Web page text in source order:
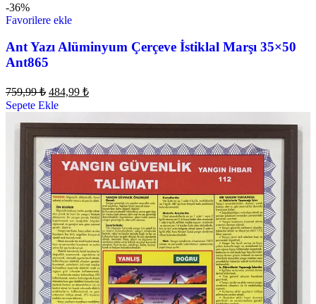
-36%
Favorilere ekle
Ant Yazı Alüminyum Çerçeve İstiklal Marşı 35×50
Ant865
759,99₺ 484,99 ₺
Sepete Ekle